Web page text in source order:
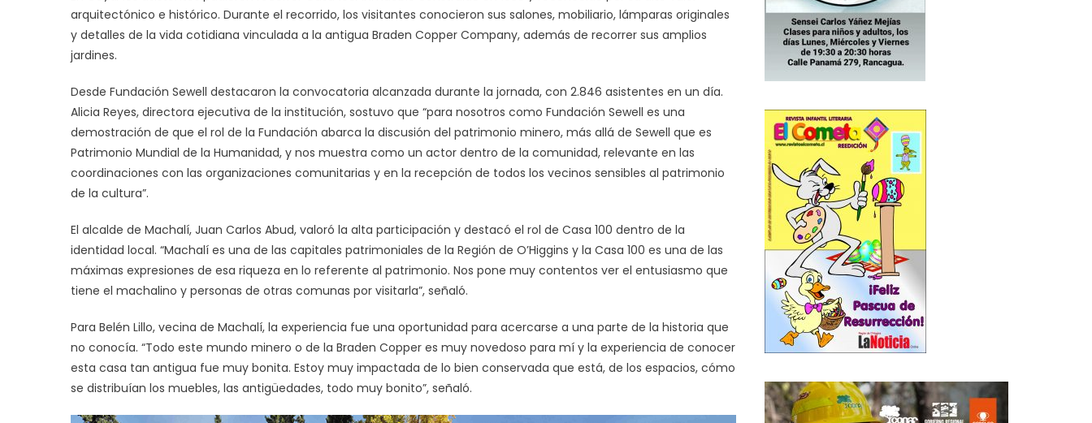
arquitectónico e histórico. Durante el recorrido, los visitantes conocieron sus salones, mobiliario, lámparas originales
y detalles de la vida cotidiana vinculada a la antigua Braden Copper Company, además de recorrer sus amplios
jardines.
Desde Fundación Sewell destacaron la convocatoria alcanzada durante la jornada, con 2.846 asistentes en un día.
Alicia Reyes, directora ejecutiva de la institución, sostuvo que “para nosotros como Fundación Sewell es una
demostración de que el rol de la Fundación abarca la discusión del patrimonio minero, más allá de Sewell que es
Patrimonio Mundial de la Humanidad, y nos muestra como un actor dentro de la comunidad, relevante en las
coordinaciones con las organizaciones comunitarias y en la recepción de todos los vecinos sensibles al patrimonio
de la cultura”.
El alcalde de Machalí, Juan Carlos Abud, valoró la alta participación y destacó el rol de Casa 100 dentro de la
identidad local. “Machalí es una de las capitales patrimoniales de la Región de O’Higgins y la Casa 100 es una de las
máximas expresiones de esa riqueza en lo referente al patrimonio. Nos pone muy contentos ver el entusiasmo que
tiene el machalino y personas de otras comunas por visitarla”, señaló.
Para Belén Lillo, vecina de Machalí, la experiencia fue una oportunidad para acercarse a una parte de la historia que
no conocía. “Todo este mundo minero o de la Braden Copper es muy novedoso para mí y la experiencia de conocer
esta casa tan antigua fue muy bonita. Estoy muy impactada de lo bien conservada que está, de los espacios, cómo
se distribuían los muebles, las antigüedades, todo muy bonito”, señaló.